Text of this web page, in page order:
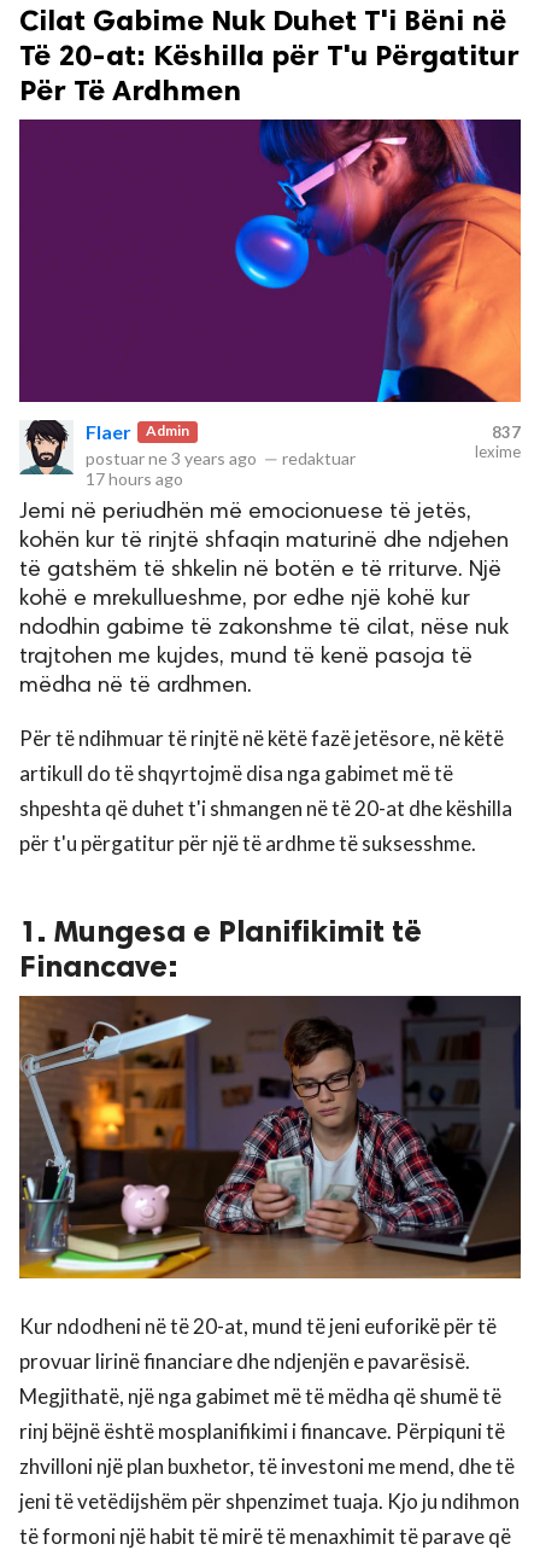
Cilat Gabime Nuk Duhet T'i Bëni në
Të 20-at: Këshilla për T'u Përgatitur
Për Të Ardhmen
Flaer Admin
postuar ne3 years ago — redaktuar
17 hours ago
837
lexime
Jemi në periudhën më emocionuese të jetës,
kohën kur të rinjtë shfaqin maturinë dhe ndjehen
të gatshëm të shkelin në botën e të rriturve. Një
kohë e mrekullueshme, por edhe një kohë kur
ndodhin gabime të zakonshme të cilat, nëse nuk
trajtohen me kujdes, mund të kenë pasoja të
mëdha në të ardhmen.
Për të ndihmuar të rinjtë në këtë fazë jetësore, në këtë
artikull do të shqyrtojmë disa nga gabimet më të
shpeshta që duhet t'i shmangen në të 20-at dhe këshilla
për t'u përgatitur për një të ardhme të suksesshme.
1. Mungesa e Planifikimit të
Financave:
Kur ndodheni në të 20-at, mund të jeni euforikë për të
provuar lirinë financiare dhe ndjenjën e pavarësisë.
Megjithatë, një nga gabimet më të mëdha që shumë të
rinj bëjnë është mosplanifikimi i financave. Përpiquni të
zhvilloni një plan buxhetor, të investoni me mend, dhe të
jeni të vetëdijshëm për shpenzimet tuaja. Kjo ju ndihmon
të formoni një habit të mirë të menaxhimit të parave që